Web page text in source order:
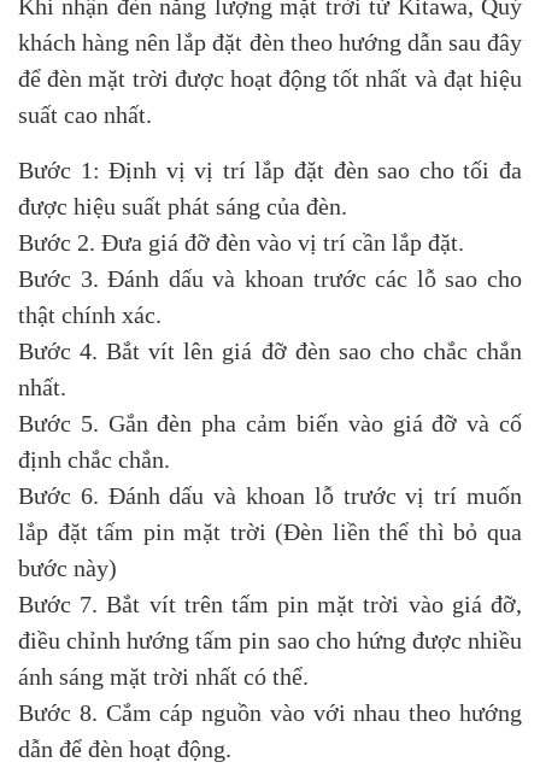
Khi nhận đèn năng lượng mặt trời từ Kitawa, Quý
khách hàng nên lắp đặt đèn theo hướng dẫn sau đây
để đèn mặt trời được hoạt động tốt nhất và đạt hiệu
suất cao nhất.
Bước 1: Định vị vị trí lắp đặt đèn sao cho tối đa
được hiệu suất phát sáng của đèn.
Bước 2. Đưa giá đỡ đèn vào vị trí cần lắp đặt.
Bước 3. Đánh dấu và khoan trước các lỗ sao cho
thật chính xác.
Bước 4. Bắt vít lên giá đỡ đèn sao cho chắc chắn
nhất.
Bước 5. Gắn đèn pha cảm biến vào giá đỡ và cố
định chắc chắn.
Bước 6. Đánh dấu và khoan lỗ trước vị trí muốn
lắp đặt tấm pin mặt trời (Đèn liền thể thì bỏ qua
bước này)
Bước 7. Bắt vít trên tấm pin mặt trời vào giá đỡ,
điều chỉnh hướng tấm pin sao cho hứng được nhiều
ánh sáng mặt trời nhất có thể.
Bước 8. Cắm cáp nguồn vào với nhau theo hướng
dẫn để đèn hoạt động.